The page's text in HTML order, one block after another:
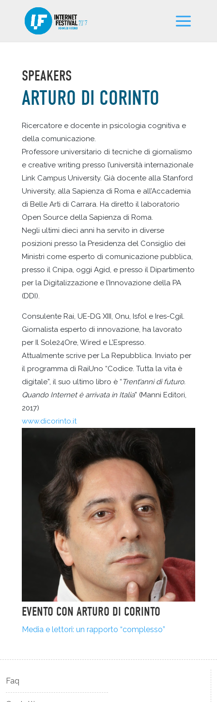
SPEAKERS
ARTURO DI CORINTO
Ricercatore e docente in psicologia cognitiva e
della comunicazione.
Professore universitario di tecniche di giornalismo
e creative writing presso l’università internazionale
Link Campus University. Già docente alla Stanford
University, alla Sapienza di Roma e all’Accademia
di Belle Arti di Carrara. Ha diretto il laboratorio
Open Source della Sapienza di Roma.
Negli ultimi dieci anni ha servito in diverse
posizioni presso la Presidenza del Consiglio dei
Ministri come esperto di comunicazione pubblica,
presso il Cnipa, oggi Agid, e presso il Dipartimento
per la Digitalizzazione e l’Innovazione della PA
(DDI).
Consulente Rai, UE-DG XIII, Onu, Isfol e Ires-Cgil.
Giornalista esperto di innovazione, ha lavorato
per Il Sole24Ore, Wired e L’Espresso.
Attualmente scrive per La Repubblica. Inviato per
il programma di RaiUno “Codice. Tutta la vita è
digitale”, il suo ultimo libro è “ Trent’anni di futuro.
Quando Internet è arrivata in Italia” (Manni Editori,
2017)
www.dicorinto.it
EVENTO CON ARTURO DI CORINTO
Media e lettori: un rapporto “complesso”
Faq